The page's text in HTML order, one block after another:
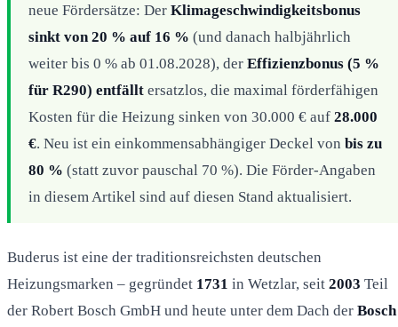
neue Fördersätze: Der Klimageschwindigkeitsbonus
sinkt von 20 % auf 16 % (und danach halbjährlich
weiter bis 0 % ab 01.08.2028), der Effizienzbonus (5 %
für R290) entfällt ersatzlos, die maximal förderfähigen
Kosten für die Heizung sinken von 30.000 € auf 28.000
€. Neu ist ein einkommensabhängiger Deckel von bis zu
80 % (statt zuvor pauschal 70 %). Die Förder-Angaben
in diesem Artikel sind auf diesen Stand aktualisiert.
Buderus ist eine der traditionsreichsten deutschen
Heizungsmarken – gegründet 1731 in Wetzlar, seit 2003 Teil
der Robert Bosch GmbH und heute unter dem Dach der Bosch